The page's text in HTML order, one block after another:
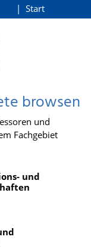
Start
browsen
und
Fachgebiet
und